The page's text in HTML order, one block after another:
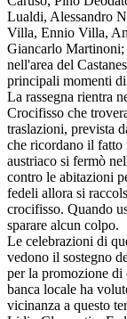
Lualdi, Alessandro
Villa, Ennio Villa,
Giancarlo Martinoni;
nell'area del
principali momenti
La rassegna rientra
Crocifisso che
traslazioni, prevista
che ricordano il fatto
austriaco si fermò
contro le abitazioni
fedeli allora si
crocifisso. Quando
sparare alcun colpo.
Le celebrazioni di
vedono il sostegno
per la promozione
banca locale ha
vicinanza a questo